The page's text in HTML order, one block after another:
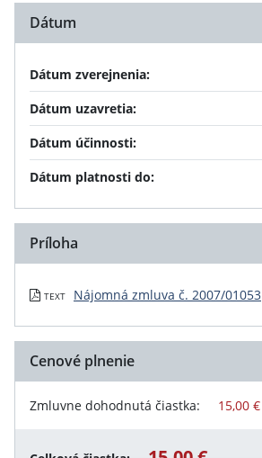
Dátum
Dátum zverejnenia:
Dátum uzavretia:
Dátum účinnosti:
Dátum platnosti do:
Príloha
TEXT Nájomná zmluva č. 2007/01053
Cenové plnenie
Zmluvne dohodnutá čiastka: 15,00 €